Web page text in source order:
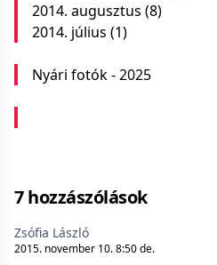
2014. augusztus (8)
2014. július (1)
Nyári fotók - 2025
7 hozzászólások
Zsófia László
2015. november 10. 8:50 de.